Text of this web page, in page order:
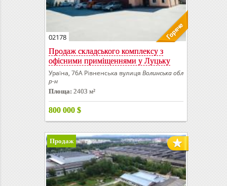
02178
Продаж складського комплексу з
офісними приміщеннями у Луцьку
Ураїна, 76А Рівненська вулиця Волинська обл
р-н
Площа: 2403 м²
800 000 $
Продаж